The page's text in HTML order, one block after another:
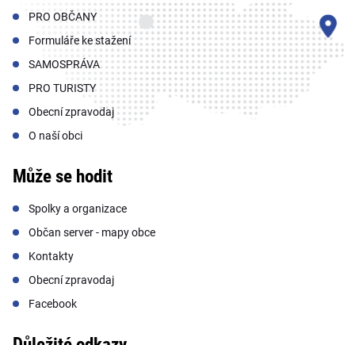
PRO OBČANY
Formuláře ke stažení
SAMOSPRÁVA
PRO TURISTY
Obecní zpravodaj
O naší obci
Může se hodit
Spolky a organizace
Občan server - mapy obce
Kontakty
Obecní zpravodaj
Facebook